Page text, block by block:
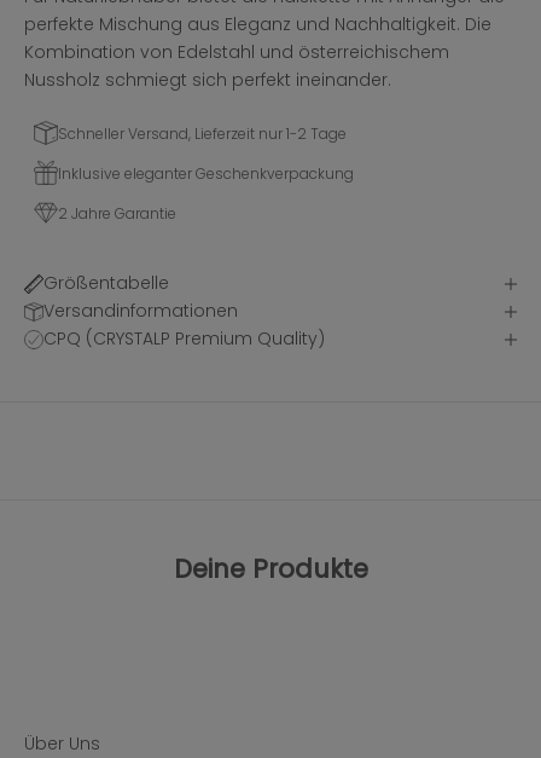
perfekte Mischung aus Eleganz und Nachhaltigkeit. Die
Kombination von Edelstahl und österreichischem
Nussholz schmiegt sich perfekt ineinander.
Schneller Versand, Lieferzeit nur 1-2 Tage
Inklusive eleganter Geschenkverpackung
2 Jahre Garantie
Größentabelle
Versandinformationen
CPQ (CRYSTALP Premium Quality)
Deine Produkte
Über Uns